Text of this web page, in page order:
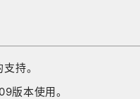
持。
版本使用。